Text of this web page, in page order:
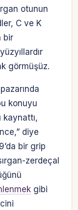
otunun
C ve K
bir
görmüşüz.
konuyu
kaynattı,
diye
bir grip
zerdeçal
gibi